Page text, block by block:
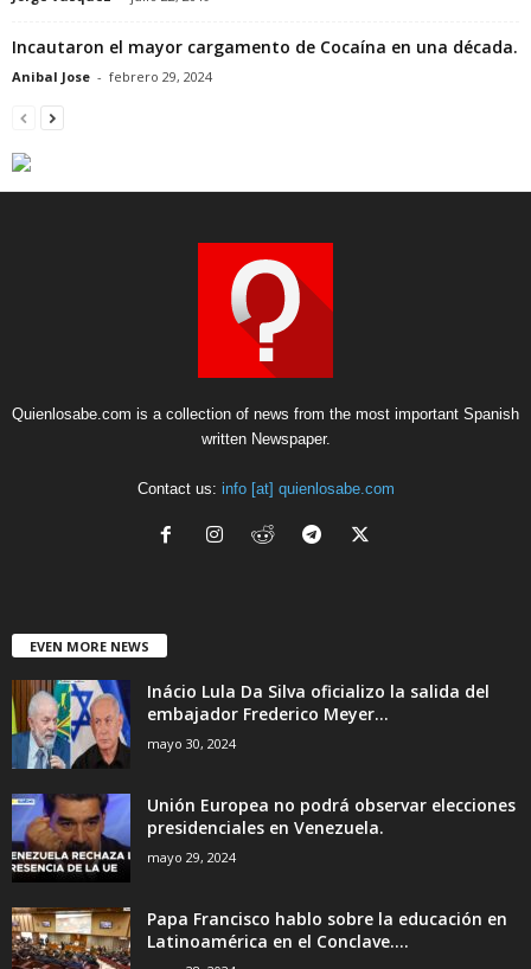
Incautaron el mayor cargamento de Cocaína en una década.
Anibal Jose - febrero 29, 2024
Quienlosabe.com is a collection of news from the most important Spanish
written Newspaper.
Contact us: info [at] quienlosabe.com
EVEN MORE NEWS
Inácio Lula Da Silva oficializo la salida del
embajador Frederico Meyer...
mayo 30, 2024
Unión Europea no podrá observar elecciones
presidenciales en Venezuela.
mayo 29, 2024
Papa Francisco hablo sobre la educación en
Latinoamérica en el Conclave....